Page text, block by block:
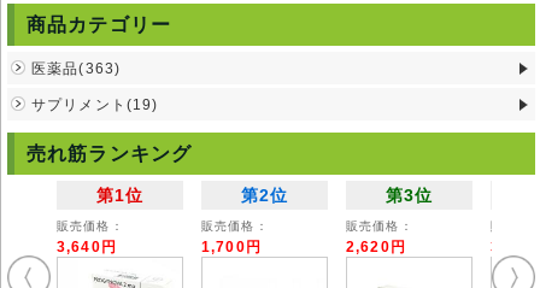
水溶性ビタミンの為、多めに摂取しても、尿で排出されます。
効果に個人差があります。
偏食や無理なダイエットが原因で栄養不足になっている場合は、まず食物
から栄養をとるようにして下さい。
副作用
副作用は殆どありません。
水溶性ビタミンの為、万が一、過剰摂取しても体外に排出されますので、
体内に成分は留まりません。
主な副作用としては、過剰摂取による、胃腸障害(胃もたれ、軽い下痢)発
疹、かゆみなどです。
これらの症状が出た場合は、本剤の服用を止めてみてください。
商品カテゴリー
医薬品(363)
サプリメント(19)
売れ筋ランキング
第1位
販売価格：
3,640円
第2位
販売価格：
1,700円
第3位
販売価格：
2,620円 3,550